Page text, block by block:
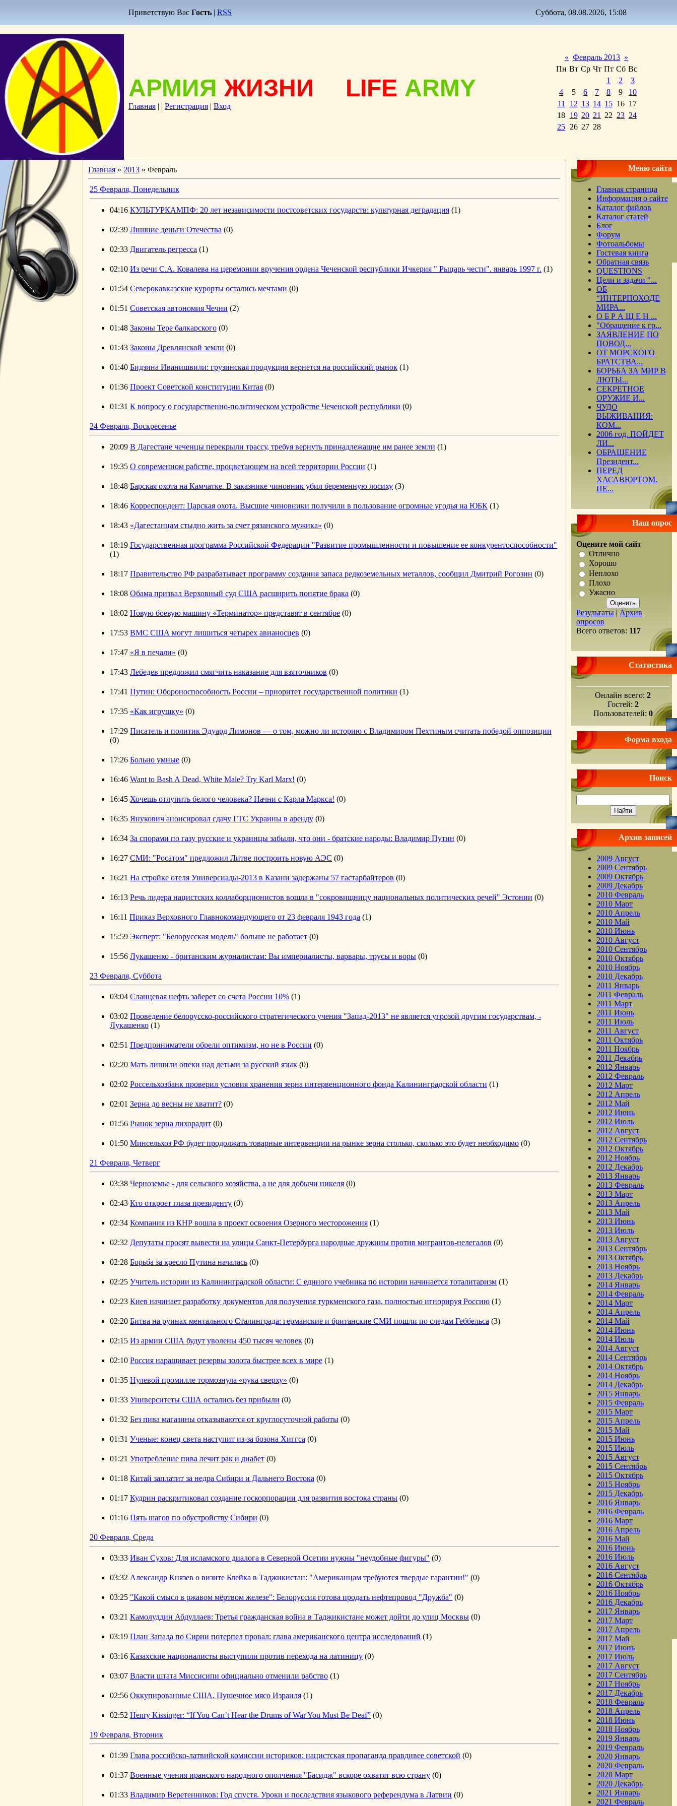
Приветствую Вас Гость | RSS Суббота, 08.08.2026, 15:08
АРМИЯ ЖИЗНИ LIFE ARMY
Главная | | Регистрация | Вход
« Февраль 2013 »
Пн Вт Ср Чт Пт Сб Вс
1
2
3
4
5 6 7 8 9
10
11
12 13 14 15 16 17
18 19 20 21 22 23 24
25 26 27 28
Главная » 2013 » Февраль
25 Февраля, Понедельник
04:16 КУЛЬТУРКАМПФ: 20 лет независимости постсоветских государств: культурная деградация (1)
02:39 Лишние деньги Отечества (0)
02:33 Двигатель регресса (1)
02:10 Из речи С.А. Ковалева на церемонии вручения ордена Чеченской республики Ичкерия " Рыцарь чести". январь 1997 г. (1)
01:54 Северокавказские курорты остались мечтами (0)
01:51 Советская автономия Чечни (2)
01:48 Законы Тере балкарского (0)
01:43 Законы Древлянской земли (0)
01:40 Бидзина Иванишвили: грузинская продукция вернется на российский рынок (1)
01:36 Проект Советской конституции Китая (0)
01:31 К вопросу о государственно-политическом устройстве Чеченской республики (0)
24 Февраля, Воскресенье
20:09 В Дагестане чеченцы перекрыли трассу, требуя вернуть принадлежащие им ранее земли (1)
19:35 О современном рабстве, процветающем на всей территории России (1)
18:48 Барская охота на Камчатке. В заказнике чиновник убил беременную лосиху (3)
18:46 Корреспондент: Царская охота. Высшие чиновники получили в пользование огромные угодья на ЮБК (1)
18:43 «Дагестанцам стыдно жить за счет рязанского мужика» (0)
18:19 Государственная программа Российской Федерации "Развитие промышленности и повышение ее конкурентоспособности"
(1)
18:17 Правительство РФ разрабатывает программу создания запаса редкоземельных металлов, сообщил Дмитрий Рогозин (0)
18:08 Обама призвал Верховный суд США расширить понятие брака (0)
18:02 Новую боевую машину «Терминатор» представят в сентябре (0)
17:53 ВМС США могут лишиться четырех авианосцев (0)
17:47 «Я в печали» (0)
17:43 Лебедев предложил смягчить наказание для взяточников (0)
17:41 Путин: Обороноспособность России – приоритет государственной политики (1)
17:35 «Как игрушку» (0)
17:29 Писатель и политик Эдуард Лимонов — о том, можно ли историю с Владимиром Пехтиным считать победой оппозиции
(0)
17:26 Больно умные (0)
16:46 Want to Bash A Dead, White Male? Try Karl Marx! (0)
16:45 Хочешь отлупить белого человека? Начни с Карла Маркса! (0)
16:35 Янукович анонсировал сдачу ГТС Украины в аренду (0)
16:34 За спорами по газу русские и украинцы забыли, что они - братские народы: Владимир Путин (0)
16:27 СМИ: "Росатом" предложил Литве построить новую АЭС (0)
16:21 На стройке отеля Универсиады-2013 в Казани задержаны 57 гастарбайтеров (0)
16:13 Речь лидера нацистских коллаборционистов вошла в "сокровищницу национальных политических речей" Эстонии (0)
16:11 Приказ Верховного Главнокомандующего от 23 февраля 1943 года (1)
15:59 Эксперт: "Белорусская модель" больше не работает (0)
15:56 Лукашенко - британским журналистам: Вы империалисты, варвары, трусы и воры (0)
23 Февраля, Суббота
03:04 Сланцевая нефть заберет со счета России 10% (1)
03:02 Проведение белорусско-российского стратегического учения "Запад-2013" не является угрозой другим государствам, -
Лукашенко (1)
02:51 Предприниматели обрели оптимизм, но не в России (0)
02:20 Мать лишили опеки над детьми за русский язык (0)
02:02 Россельхозбанк проверил условия хранения зерна интервенционного фонда Калининградской области (1)
02:01 Зерна до весны не хватит? (0)
01:56 Рынок зерна лихорадит (0)
01:50 Минсельхоз РФ будет продолжать товарные интервенции на рынке зерна столько, сколько это будет необходимо (0)
21 Февраля, Четверг
03:38 Черноземье - для сельского хозяйства, а не для добычи никеля (0)
02:43 Кто откроет глаза президенту (0)
02:34 Компания из КНР вошла в проект освоения Озерного месторожения (1)
02:32 Депутаты просят вывести на улицы Санкт-Петербурга народные дружины против мигрантов-нелегалов (0)
02:28 Борьба за кресло Путина началась (0)
02:25 Учитель истории из Калининградской области: С единого учебника по истории начинается тоталитаризм (1)
02:23 Киев начинает разработку документов для получения туркменского газа, полностью игнорируя Россию (1)
02:20 Битва на руинах ментального Сталинграда: германские и британские СМИ пошли по следам Геббельса (3)
02:15 Из армии США будут уволены 450 тысяч человек (0)
02:10 Россия наращивает резервы золота быстрее всех в мире (1)
01:35 Нулевой промилле тормознула «рука сверху» (0)
01:33 Университеты США остались без прибыли (0)
01:32 Без пива магазины отказываются от круглосуточной работы (0)
01:31 Ученые: конец света наступит из-за бозона Хиггса (0)
01:21 Употребление пива лечит рак и диабет (0)
01:18 Китай заплатит за недра Сибири и Дальнего Востока (0)
01:17 Кудрин раскритиковал создание госкорпорации для развития востока страны (0)
01:16 Пять шагов по обустройству Сибири (0)
20 Февраля, Среда
03:33 Иван Сухов: Для исламского диалога в Северной Осетии нужны "неудобные фигуры" (0)
03:32 Александр Князев о визите Блейка в Таджикистан: "Американцам требуются твердые гарантии!" (0)
03:25 "Какой смысл в ржавом мёртвом железе": Белоруссия готова продать нефтепровод "Дружба" (0)
03:21 Камолуддин Абдуллаев: Третья гражданская война в Таджикистане может дойти до улиц Москвы (0)
03:19 План Запада по Сирии потерпел провал: глава американского центра исследований (1)
03:16 Казахские националисты выступили против перехода на латиницу (0)
03:07 Власти штата Миссисипи официально отменили рабство (1)
02:56 Оккупированные США. Пушечное мясо Израиля (1)
02:52 Henry Kissinger: “If You Can’t Hear the Drums of War You Must Be Deaf” (0)
19 Февраля, Вторник
01:39 Глава российско-латвийской комиссии историков: нацистская пропаганда правдивее советской (0)
01:37 Военные учения иранского народного ополчения "Басидж" вскоре охватят всю страну (0)
01:33 Владимир Веретенников: Год спустя. Уроки и последствия языкового референдума в Латвии (0)
Меню сайта
Главная страница
Информация о сайте
Каталог файлов
Каталог статей
Блог
Форум
Фотоальбомы
Гостевая книга
Обратная связь
QUESTIONS
Цели и задачи "...
ОБ
“ИНТЕРПОХОДЕ
МИРА...
О Б Р А Щ Е Н ...
"Обращение к гр...
ЗАЯВЛЕНИЕ ПО
ПОВОД...
ОТ МОРСКОГО
БРАТСТВА...
БОРЬБА ЗА МИР В
ЛЮТЫ...
СЕКРЕТНОЕ
ОРУЖИЕ И...
ЧУДО
ВЫЖИВАНИЯ:
КОМ...
2006 год. ПОЙДЕТ
ЛИ...
ОБРАЩЕНИЕ
Президент...
ПЕРЕД
ХАСАВЮРТОМ.
ПЕ...
Наш опрос
Оцените мой сайт
Отлично
Хорошо
Неплохо
Плохо
Ужасно
Результаты | Архив
опросов
Всего ответов: 117
Статистика
Онлайн всего: 2
Гостей: 2
Пользователей: 0
Форма входа
Поиск
Архив записей
2009 Август
2009 Сентябрь
2009 Октябрь
2009 Декабрь
2010 Февраль
2010 Март
2010 Апрель
2010 Май
2010 Июнь
2010 Август
2010 Сентябрь
2010 Октябрь
2010 Ноябрь
2010 Декабрь
2011 Январь
2011 Февраль
2011 Март
2011 Июнь
2011 Июль
2011 Август
2011 Октябрь
2011 Ноябрь
2011 Декабрь
2012 Январь
2012 Февраль
2012 Март
2012 Апрель
2012 Май
2012 Июнь
2012 Июль
2012 Август
2012 Сентябрь
2012 Октябрь
2012 Ноябрь
2012 Декабрь
2013 Январь
2013 Февраль
2013 Март
2013 Апрель
2013 Май
2013 Июнь
2013 Июль
2013 Август
2013 Сентябрь
2013 Октябрь
2013 Ноябрь
2013 Декабрь
2014 Январь
2014 Февраль
2014 Март
2014 Апрель
2014 Май
2014 Июнь
2014 Июль
2014 Август
2014 Сентябрь
2014 Октябрь
2014 Ноябрь
2014 Декабрь
2015 Январь
2015 Февраль
2015 Март
2015 Апрель
2015 Май
2015 Июнь
2015 Июль
2015 Август
2015 Сентябрь
2015 Октябрь
2015 Ноябрь
2015 Декабрь
2016 Январь
2016 Февраль
2016 Март
2016 Апрель
2016 Май
2016 Июнь
2016 Июль
2016 Август
2016 Сентябрь
2016 Октябрь
2016 Ноябрь
2016 Декабрь
2017 Январь
2017 Март
2017 Апрель
2017 Май
2017 Июнь
2017 Июль
2017 Август
2017 Сентябрь
2017 Ноябрь
2017 Декабрь
2018 Февраль
2018 Апрель
2018 Июнь
2018 Ноябрь
2019 Январь
2019 Февраль
2020 Январь
2020 Февраль
2020 Март
2020 Декабрь
2021 Январь
2021 Февраль